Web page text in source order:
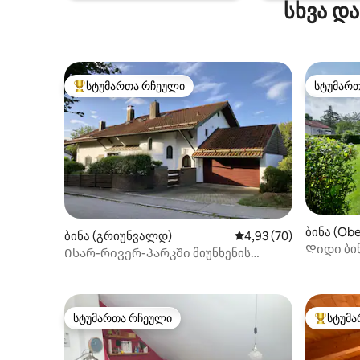
სხვა
სტუმართა რჩეული მოწინავე ვარიანტი
სტუმართა რჩეული
ბინა (გრიუნვალდ) საშუალო შეფასებაა
4,93 (70)
Ისარ-რივერ-პარკში მიუნხენის
ბინა
Დიდი
სტუმართა რჩეული
სტუმართა რჩეული